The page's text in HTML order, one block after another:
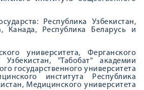
Республика Узбекистан,
Канада, Республика Беларусь и
университета, Ферганского
"Табобат" академии
государственного университета
института Республика
Медицинского университета